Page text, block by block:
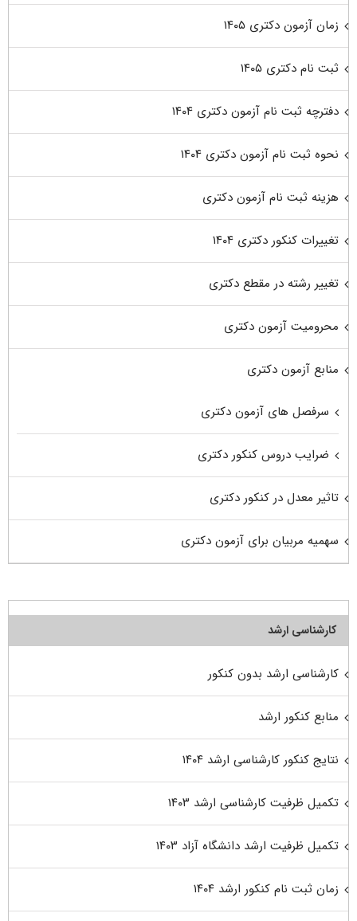
زمان آزمون دکتری ۱۴۰۵
ثبت نام دکتری ۱۴۰۵
دفترچه ثبت نام آزمون دکتری ۱۴۰۴
نحوه ثبت نام آزمون دکتری ۱۴۰۴
هزینه ثبت نام آزمون دکتری
تغییرات کنکور دکتری ۱۴۰۴
تغییر رشته در مقطع دکتری
محرومیت آزمون دکتری
منابع آزمون دکتری
سرفصل های آزمون دکتری
ضرایب دروس کنکور دکتری
تاثیر معدل در کنکور دکتری
سهمیه مربیان برای آزمون دکتری
کارشناسی ارشد
کارشناسی ارشد بدون کنکور
منابع کنکور ارشد
نتایج کنکور کارشناسی ارشد ۱۴۰۴
تکمیل ظرفیت کارشناسی ارشد ۱۴۰۳
تکمیل ظرفیت ارشد دانشگاه آزاد ۱۴۰۳
زمان ثبت نام کنکور ارشد ۱۴۰۴